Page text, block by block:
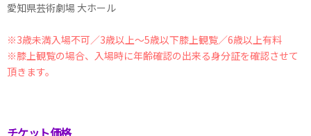
愛知県芸術劇場 大ホール
※3歳未満入場不可／3歳以上～5歳以下膝上観覧／6歳以上有料
※膝上観覧の場合、入場時に年齢確認の出来る身分証を確認させて
頂きます。
チケット価格